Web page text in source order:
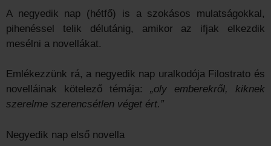
A negyedik nap (hétfő) is a szokásos mulatságokkal,
pihenéssel telik délutánig, amikor az ifjak elkezdik
mesélni a novellákat.
Emlékezzünk rá, a negyedik nap uralkodója Filostrato és
novelláinak kötelező témája: „oly emberekről, kiknek
szerelme szerencsétlen véget ért.”
Negyedik nap első novella